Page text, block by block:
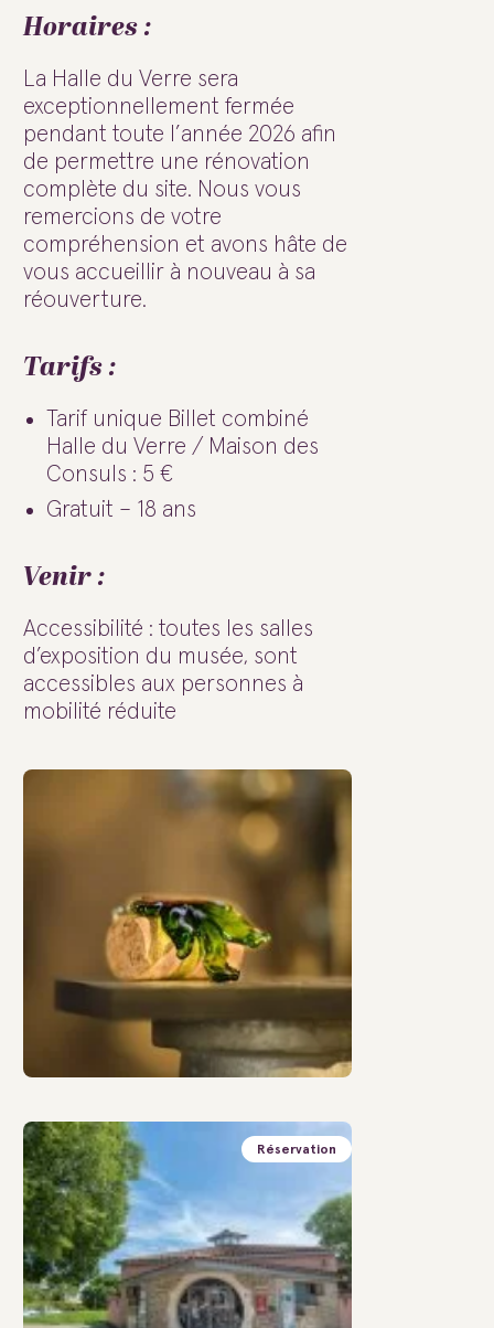
Horaires :
La Halle du Verre sera
exceptionnellement fermée
pendant toute l’année 2026 afin
de permettre une rénovation
complète du site. Nous vous
remercions de votre
compréhension et avons hâte de
vous accueillir à nouveau à sa
réouverture.
Tarifs :
Tarif unique Billet combiné
Halle du Verre / Maison des
Consuls : 5 €
Gratuit – 18 ans
Venir :
Accessibilité : toutes les salles
d’exposition du musée, sont
accessibles aux personnes à
mobilité réduite
Réservation